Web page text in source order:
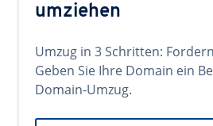
umziehen
Umzug in 3 Schritten:
Geben Sie Ihre Domain ein
Domain-Umzug.